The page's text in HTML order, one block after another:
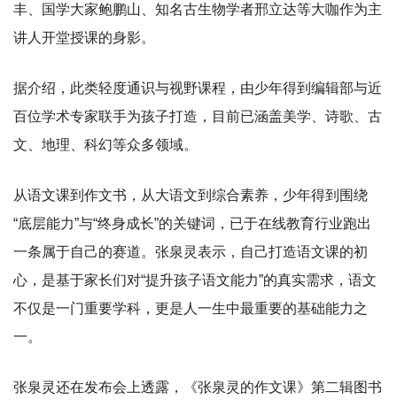
丰、国学大家鲍鹏山、知名古生物学者邢立达等大咖作为主
讲人开堂授课的身影。
据介绍，此类轻度通识与视野课程，由少年得到编辑部与近
百位学术专家联手为孩子打造，目前已涵盖美学、诗歌、古
文、地理、科幻等众多领域。
从语文课到作文书，从大语文到综合素养，少年得到围绕
“底层能力”与“终身成长”的关键词，已于在线教育行业跑出
一条属于自己的赛道。张泉灵表示，自己打造语文课的初
心，是基于家长们对“提升孩子语文能力”的真实需求，语文
不仅是一门重要学科，更是人一生中最重要的基础能力之
一。
张泉灵还在发布会上透露，《张泉灵的作文课》第二辑图书